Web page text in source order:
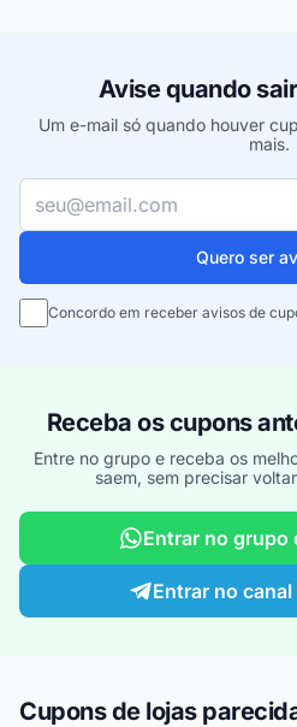
Avise quando
Um e-mail só quando houver
mais.
Seu e-mail
Quero ser
Concordo em receber avisos de
Receba os cupons
Entre no grupo e receba os
saem, sem precisar
Entrar no grupo
Entrar no
Cupons de lojas